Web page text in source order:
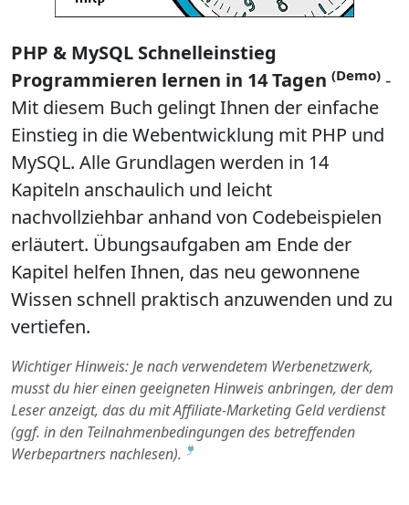
PHP & MySQL Schnelleinstieg
Programmieren lernen in 14 Tagen (Demo) -
Mit diesem Buch gelingt Ihnen der einfache
Einstieg in die Webentwicklung mit PHP und
MySQL. Alle Grundlagen werden in 14
Kapiteln anschaulich und leicht
nachvollziehbar anhand von Codebeispielen
erläutert. Übungsaufgaben am Ende der
Kapitel helfen Ihnen, das neu gewonnene
Wissen schnell praktisch anzuwenden und zu
vertiefen.
Wichtiger Hinweis: Je nach verwendetem Werbenetzwerk,
musst du hier einen geeigneten Hinweis anbringen, der dem
Leser anzeigt, das du mit Affiliate-Marketing Geld verdienst
(ggf. in den Teilnahmenbedingungen des betreffenden
Werbepartners nachlesen).